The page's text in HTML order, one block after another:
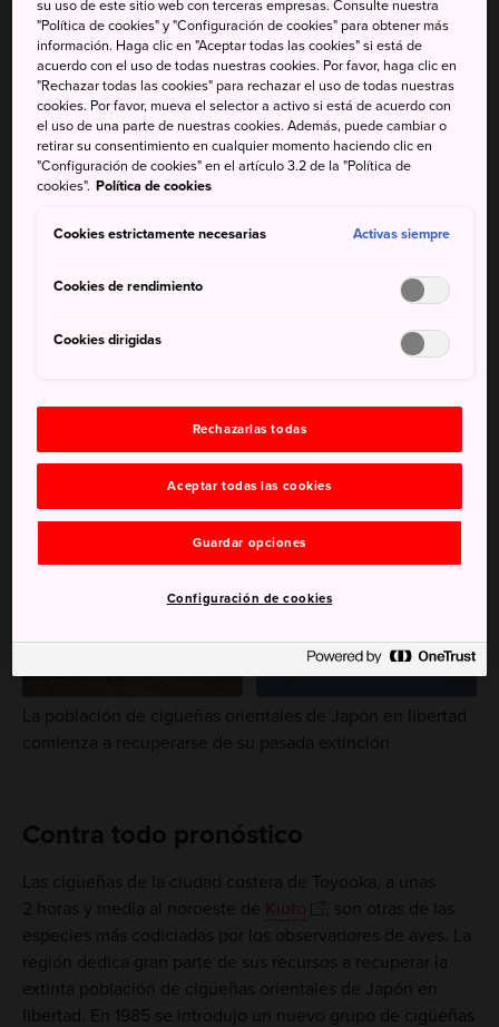
baile de apareamiento aparentemente coreografiado que
realiza entre los meses de febrero y marzo. Y, dado que
más de la mitad de la cada vez más escasa población de
grullas rojas del mundo habita enHokkaido
, este es uno
de los mejores lugares del mundo para presenciar dicho
espectáculo. Las grandes medidas de conservación
tomadas en la región están logrando recuperar la
población después de haber sido cazada hasta el borde
la marisma Kushiro de Hokkaido resulta especialmente
interesante para los observadores de aves debido a su
comportamiento mayoritariamente no migratorio, ya que
únicamente se desplazan 150 kilómetros en invierno, algo
único en esta especie. Hokkaido acoge a más de
migran desde Siberia durante el invierno, lo cual supone
alrededor de la mitad de las aves de Japón y explica por
qué este es el destino del país más codiciado por muchos
observadores de aves.
La población de cigüeñas orientales de Japón en libertad
comienza a recuperarse de su pasada extinción
Contra todo pronóstico
Las cigüeñas de la ciudad costera de Toyooka, a unas
2 horas y media al noroeste de Kioto
, son otras de las
especies más codiciadas por los observadores de aves. La
región dedica gran parte de sus recursos a recuperar la
extinta población de cigüeñas orientales de Japón en
libertad. En 1985 se introdujo un nuevo grupo de cigüeñas
su uso de este sitio web con terceras empresas. Consulte nuestra
"Política de cookies" y "Configuración de cookies" para obtener más
información. Haga clic en "Aceptar todas las cookies" si está de
acuerdo con el uso de todas nuestras cookies. Por favor, haga clic en
"Rechazar todas las cookies" para rechazar el uso de todas nuestras
cookies. Por favor, mueva el selector a activo si está de acuerdo con
el uso de una parte de nuestras cookies. Además, puede cambiar o
retirar su consentimiento en cualquier momento haciendo clic en
"Configuración de cookies" en el artículo 3.2 de la "Política de
cookies". Política de cookies
Cookies estrictamente necesarias Activas siempre
Cookies de rendimiento
Cookies dirigidas
Rechazarlas todas
Aceptar todas las cookies
Guardar opciones
Configuración de cookies